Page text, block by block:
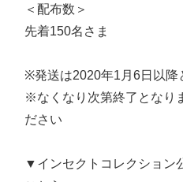
＜配布数＞
先着150名さま
※発送は2020年1月6日以降
※なくなり次第終了となり
ださい
▼インセクトコレクション